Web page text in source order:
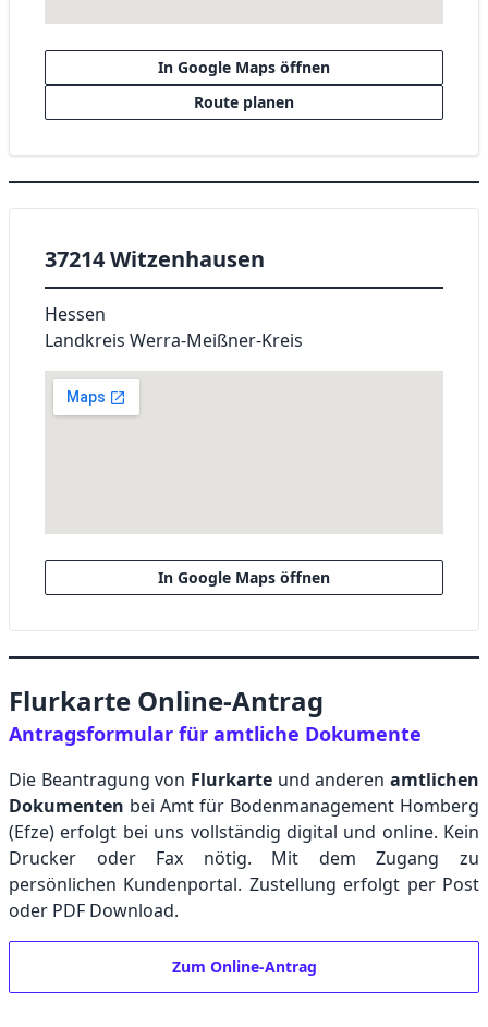
In Google Maps öffnen
Route planen
37214 Witzenhausen
Hessen
Landkreis Werra-Meißner-Kreis
In Google Maps öffnen
Flurkarte Online-Antrag
Antragsformular für amtliche Dokumente
Die Beantragung von Flurkarte und anderen amtlichen
Dokumenten bei Amt für Bodenmanagement Homberg
(Efze) erfolgt bei uns vollständig digital und online. Kein
Drucker oder Fax nötig. Mit dem Zugang zu
persönlichen Kundenportal. Zustellung erfolgt per Post
oder PDF Download.
Zum Online-Antrag